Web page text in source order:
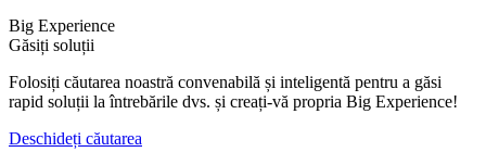
Big Experience
Găsiți soluții
Folosiți căutarea noastră convenabilă și inteligentă pentru a găsi
rapid soluții la întrebările dvs. și creați-vă propria Big Experience!
Deschideți căutarea